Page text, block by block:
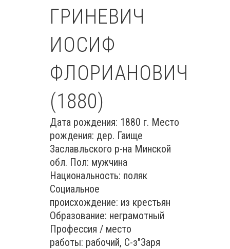
ГРИНЕВИЧ
ИОСИФ
ФЛОРИАНОВИЧ
(1880)
Дата рождения: 1880 г. Место
рождения: дер. Гаище
Заславльского р-на Минской
обл. Пол: мужчина
Национальность: поляк
Социальное
происхождение: из крестьян
Образование: неграмотный
Профессия / место
работы: рабочий, С-з"Заря